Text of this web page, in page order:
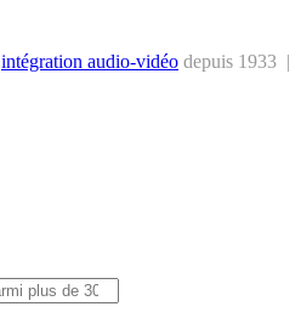
intégration audio-vidéo depuis 1933 |